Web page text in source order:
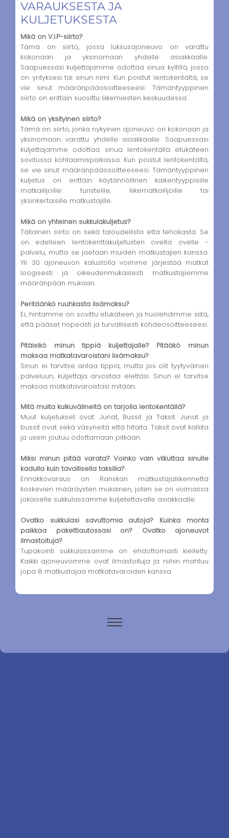
VARAUKSESTA JA
KULJETUKSESTA
Mikä on V.I.P-siirto?
Tämä on siirto, jossa luksusajoneuvo on varattu
kokonaan ja yksinomaan yhdelle asiakkaalle.
Saapuessasi kuljettajamme odottaa sinua kyltillä, jossa
on yrityksesi tai sinun nimi. Kun poistut lentokentältä, se
vie sinut määränpääosoitteeseesi. Tämäntyyppinen
siirto on erittäin suosittu liikemiesten keskuudessa.
Mikä on yksityinen siirto?
Tämä on siirto, jonka nykyinen ajoneuvo on kokonaan ja
yksinomaan varattu yhdelle asiakkaalle. Saapuessasi
kuljettajamme odottaa sinua lentokentällä etukäteen
sovitussa kohtaamispaikassa. Kun poistut lentokentältä,
se vie sinut määränpääosoitteeseesi. Tämäntyyppinen
kuljetus on erittäin käytännöllinen kaikentyyppisille
matkailijoille: turisteille, liikematkailijoille tai
yksinkertaisille matkustajille.
Mikä on yhteinen sukkulakuljetus?
Tällainen siirto on sekä taloudellista että tehokasta. Se
on edelleen lentokenttäkuljetusten ovelta ovelle -
palvelu, mutta se jaetaan muiden matkustajien kanssa.
Yli 30 ajoneuvon kalustolla voimme järjestää matkat
loogisesti ja oikeudenmukaisesti matkustajiemme
määränpään mukaan.
Peritäänkö ruuhkasta lisämaksu?
Ei, hintamme on sovittu etukäteen ja huolehdimme siitä,
että pääset nopeasti ja turvallisesti kohdeosoitteeseesi.
Pitäisikö minun tippiä kuljettajalle? Pitääkö minun
maksaa matkatavaroistani lisämaksu?
Sinun ei tarvitse antaa tippiä, mutta jos olit tyytyväinen
palveluun, kuljettaja arvostaa elettäsi. Sinun ei tarvitse
maksaa matkatavaroistasi mitään.
Mitä muita kulkuvälineitä on tarjolla lentokentällä?
Muut kuljetukset ovat: Junat, Bussit ja Taksit. Junat ja
bussit ovat sekä väsyneitä että hitaita. Taksit ovat kalliita
ja usein joutuu odottamaan pitkään.
Miksi minun pitää varata? Voinko vain vilkuttaa sinulle
kadulla kuin tavallisella taksilla?
Ennakkovaraus on Ranskan matkustajaliikennettä
koskevien määräysten mukainen, joten se on voimassa
jokaiselle sukkulassamme kuljetettavalle asiakkaalle.
Ovatko sukkulasi savuttomia autoja? Kuinka monta
paikkaa pakettiautossasi on? Ovatko ajoneuvot
ilmastoituja?
Tupakointi sukkulassamme on ehdottomasti kielletty.
Kaikki ajoneuvomme ovat ilmastoituja ja niihin mahtuu
jopa 8 matkustajaa matkatavaroiden kanssa.